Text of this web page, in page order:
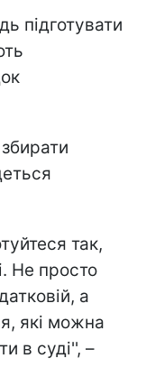
підготувати
так,
Не просто
а
які можна
в суді'', –